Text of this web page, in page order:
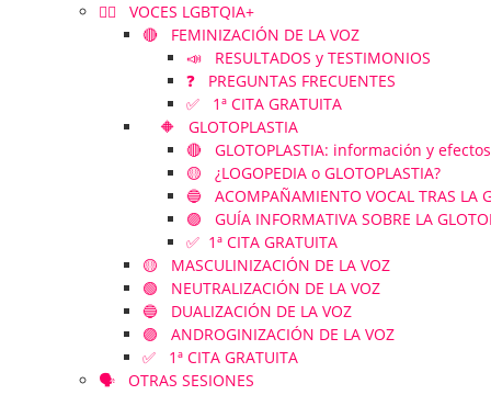
🏳️‍🌈 VOCES LGBTQIA+
🔴 FEMINIZACIÓN DE LA VOZ
📣 RESULTADOS y TESTIMONIOS
❓ PREGUNTAS FRECUENTES
✅ 1ª CITA GRATUITA
🔶 GLOTOPLASTIA
🔴 GLOTOPLASTIA: información y
🟡 ¿LOGOPEDIA o GLOTOPLASTIA?
🔵 ACOMPAÑAMIENTO VOCAL TRAS LA
🟣 GUÍA INFORMATIVA SOBRE LA
✅ 1ª CITA GRATUITA
🟡 MASCULINIZACIÓN DE LA VOZ
🟢 NEUTRALIZACIÓN DE LA VOZ
🔵 DUALIZACIÓN DE LA VOZ
🟣 ANDROGINIZACIÓN DE LA VOZ
✅ 1ª CITA GRATUITA
🗣️ OTRAS SESIONES